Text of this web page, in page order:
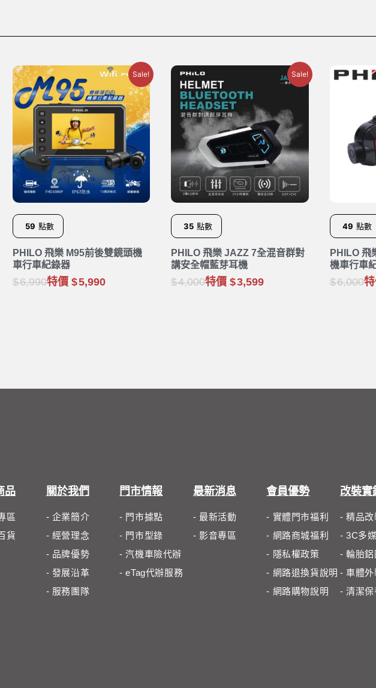
Sale!
59 點數
PHILO 飛樂 M95前後雙鏡頭機
車行車紀錄器
6,990特價 5,990
Sale!
35 點數
PHILO 飛樂 JAZZ 7全混音群對
講安全帽藍芽耳機
4,000特價 3,599
49 點數
PHILO 飛
機車行車
6,000
品
區
貨
關於我們
- 企業簡介
- 經營理念
- 品牌優勢
- 發展沿革
- 服務團隊
門市情報
- 門市據點
- 門市型錄
- 汽機車險代辦
- eTag代辦服務
最新消息
- 最新活動
- 影音專區
會員優勢
- 實體門市福利
- 網路商城福利
- 隱私權政策
- 網路退換貨說明
- 網路購物說明
改裝實
- 精品改
- 3C多
- 輪胎鋁
- 車體外
- 清潔保